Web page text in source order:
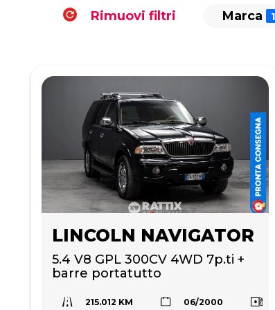
Rimuovi filtri Marca
LINCOLN NAVIGATOR
5.4 V8 GPL 300CV 4WD 7p.ti +
barre portatutto
215.012 KM 06/2000